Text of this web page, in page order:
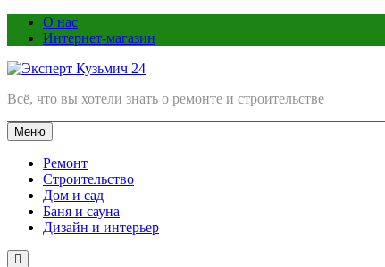
ПерейтиО нас
Интернет-магазин
Эксперт Кузьмич 24
Всё, что вы хотели знать о ремонте и строительстве
Меню
Ремонт
Строительство
Дом и сад
Баня и сауна
Дизайн и интерьер